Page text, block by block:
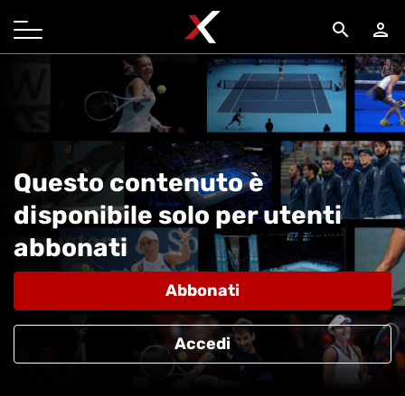
search person
Questo contenuto è
disponibile solo per utenti
abbonati
Abbonati
Accedi